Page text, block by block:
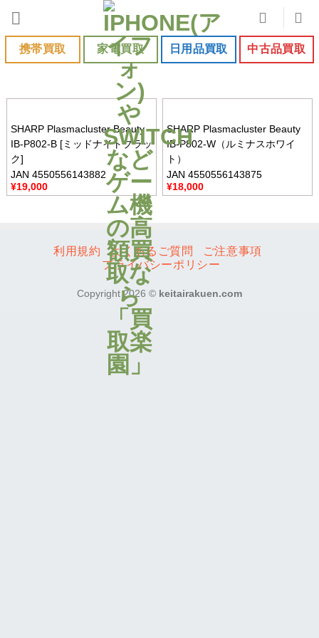
content携帯買取 家電買取 日用品買取 中古品買取
SHARP Plasmacluster Beauty
IB-P802-B [ミッドナイトブラッ
ク]
JAN 4550556143882
¥19,000
SHARP Plasmacluster Beauty
IB-P802-W（ルミナスホワイ
ト）
JAN 4550556143875
¥18,000
利用規約 よくあるご質問
ご注意事項
プライバシーポリシー
Copyright 2026 © keitairakuen.com